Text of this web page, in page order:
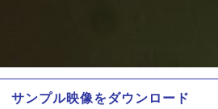
サンプル映像をダウンロード